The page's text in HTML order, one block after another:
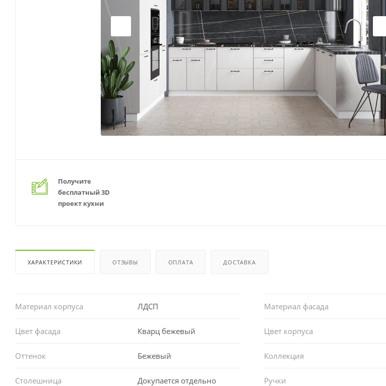
Получите
бесплатный 3D
проект кухни
ХАРАКТЕРИСТИКИ ОТЗЫВЫ ОПЛАТА ДОСТАВКА
Материал корпуса ЛДСП Материал фасада
Цвет фасада Кварц бежевый Цвет корпуса
Оттенок Бежевый Коллекция
Столешница Докупается отдельно Ручки